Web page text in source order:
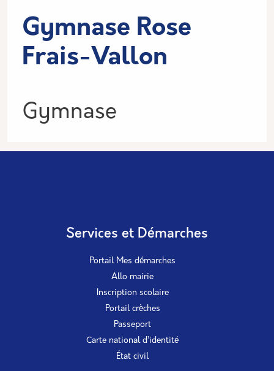
Gymnase Rose
Frais-Vallon
Informations
Gymnase
Services et Démarches
Portail Mes démarches
Allo mairie
Inscription scolaire
Portail crèches
Passeport
Carte national d’identité
État civil